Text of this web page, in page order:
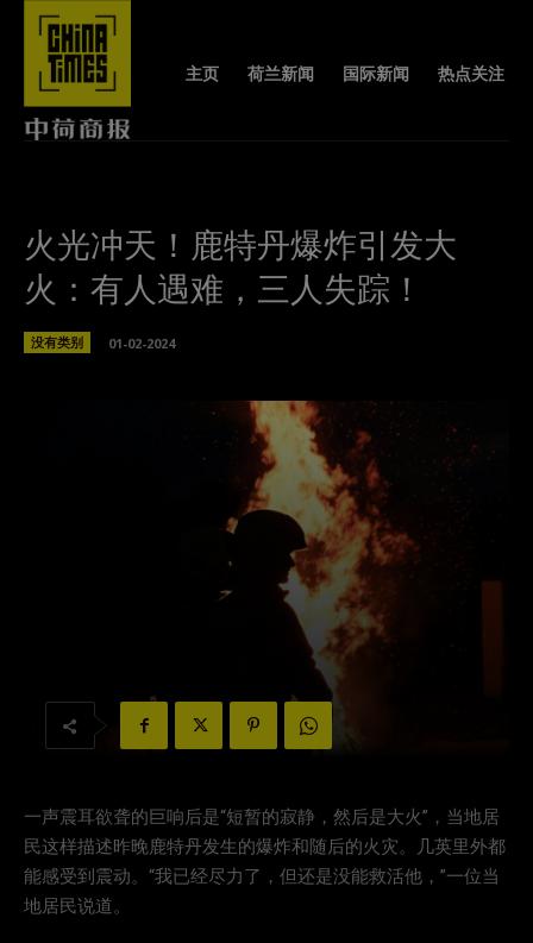
主页 荷兰新闻 国际新闻 热点关注
火光冲天！鹿特丹爆炸引发大
火：有人遇难，三人失踪！
没有类别 01-02-2024
一声震耳欲聋的巨响后是“短暂的寂静，然后是大火”，当地居
民这样描述昨晚鹿特丹发生的爆炸和随后的火灾。几英里外都
能感受到震动。“我已经尽力了，但还是没能救活他，”一位当
地居民说道。